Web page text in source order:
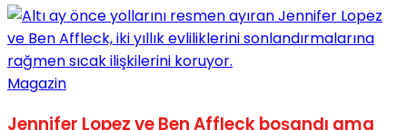
Magazin
Jennifer Lopez ve Ben Affleck boşandı ama